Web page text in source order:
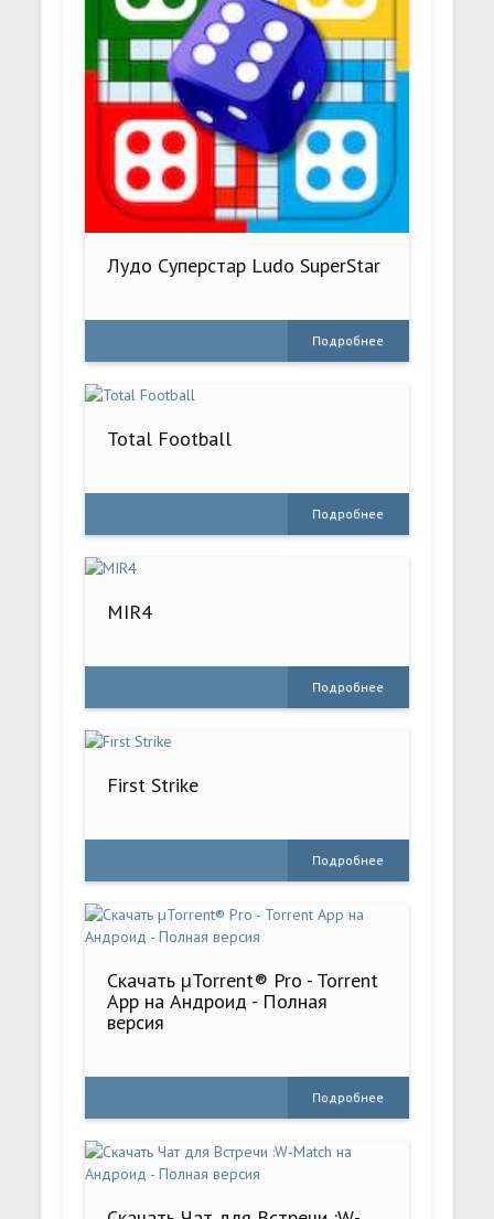
Лудо Суперстар Ludo SuperStar
Подробнее
Total Football
Подробнее
MIR4
Подробнее
First Strike
Подробнее
Скачать µTorrent® Pro - Torrent
App на Андроид - Полная
версия
Подробнее